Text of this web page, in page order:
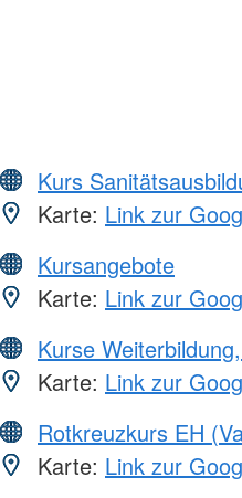
Kurs
Karte: Link zur
Kursangebote
Karte: Link zur
Kurse
Karte: Link zur
Rotkreuzkurs EH
Karte: Link zur